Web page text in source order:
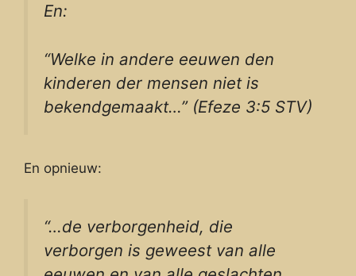
En:
“Welke in andere eeuwen den
kinderen der mensen niet is
bekendgemaakt…” (Efeze 3:5 STV)
En opnieuw:
“…de verborgenheid, die
verborgen is geweest van alle